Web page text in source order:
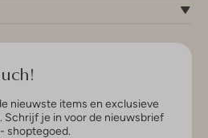
nieuwste items en exclusieve
Schrijf je in voor de nieuwsbrief
shoptegoed.